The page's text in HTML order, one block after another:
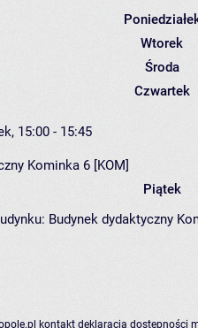
Wtorek
Środa
Czwartek
15:00 - 15:45
Kominka 6 [KOM]
Piątek
Budynek dydaktyczny
kontakt deklaracja dostępności